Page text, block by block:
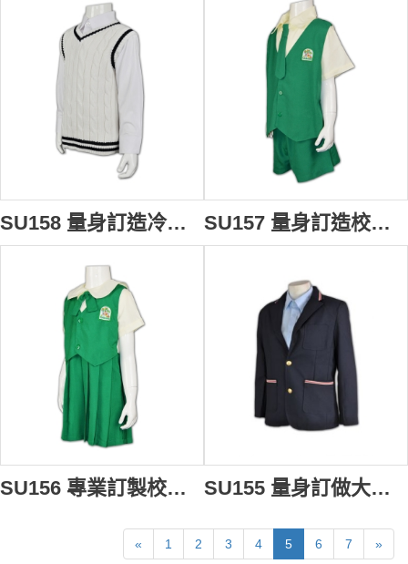
SU158 量身訂造冷背心校服 專造針織背心制服 訂製制服專門店公司 SU157 量身訂造校服 設計校服款式 印製logo校服制服 訂製校服制服公司
SU156 專業訂製校服 訂製小學校服制服 設計校服款式 訂購校服專門店公司 SU155 量身訂做大學制服 訂製全港校服樣式 校服專門店 校服供應商HK
« 1 2 3 4 5 6 7 »